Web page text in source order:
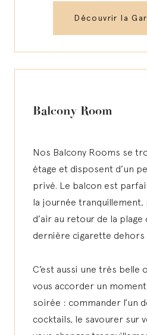
Découvrir la
Balcony Room
Nos Balcony Rooms se
étage et disposent d’un
privé. Le balcon est
la journée tranquillement,
d’air au retour de la
dernière cigarette dehors
C’est aussi une très belle
vous accorder un moment
soirée : commander l’un
cocktails, le savourer sur